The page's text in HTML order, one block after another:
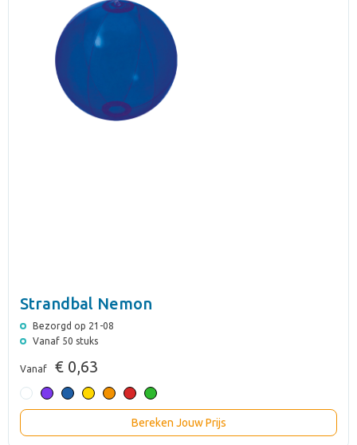
Strandbal Nemon
Bezorgd op 21-08
Vanaf 50 stuks
Vanaf € 0,63
Bereken Jouw Prijs